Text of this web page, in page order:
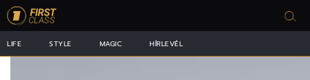
LIFE STYLE MAGIC HÍRLEVÉL